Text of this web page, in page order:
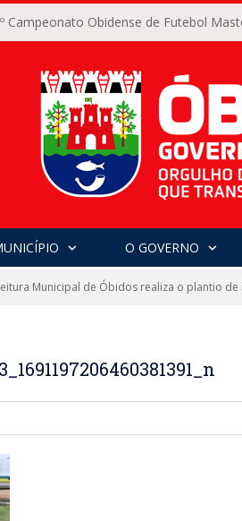
Campeonato Obidense de Futebol
O GOVERNO
Municipal de Óbidos realiza o plantio de